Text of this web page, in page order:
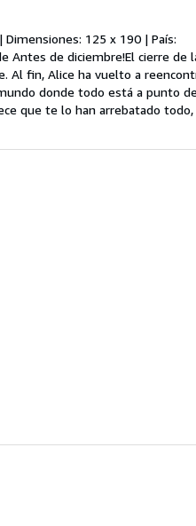
Dimensiones: 125 x 190 | País:
Antes de diciembre!El cierre de
fin, Alice ha vuelto a
donde todo está a punto
que te lo han arrebatado todo,